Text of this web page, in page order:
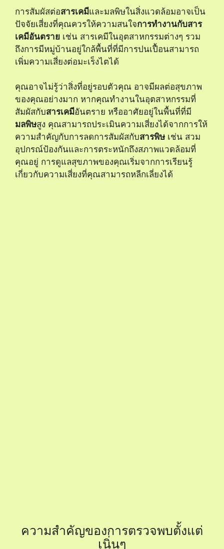
การสัมผัสต่อสารเคมีและมลพิษในสิ่งแวดล้อมอาจเป็น
ปัจจัยเสี่ยงที่คุณควรให้ความสนใจการทำงานกับสาร
เคมีอันตราย เช่น สารเคมีในอุตสาหกรรมต่างๆ รวม
ถึงการมีหมู่บ้านอยู่ใกล้พื้นที่ที่มีการปนเปื้อนสามารถ
เพิ่มความเสี่ยงต่อมะเร็งไตได้
คุณอาจไม่รู้ว่าสิ่งที่อยู่รอบตัวคุณ อาจมีผลต่อสุขภาพ
ของคุณอย่างมาก หากคุณทำงานในอุตสาหกรรมที่
สัมผัสกับสารเคมีอันตราย หรืออาศัยอยู่ในพื้นที่ที่มี
มลพิษสูง คุณสามารถประเมินความเสี่ยงได้จากการให้
ความสำคัญกับการลดการสัมผัสกับสารพิษ เช่น สวม
อุปกรณ์ป้องกันและการตระหนักถึงสภาพแวดล้อมที่
คุณอยู่ การดูแลสุขภาพของคุณเริ่มจากการเรียนรู้
เกี่ยวกับความเสี่ยงที่คุณสามารถหลีกเลี่ยงได้
ความสำคัญของการตรวจพบตั้งแต่
เนิ่นๆ